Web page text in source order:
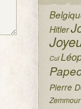
Hitler
Cul
Pierre
Zemmour